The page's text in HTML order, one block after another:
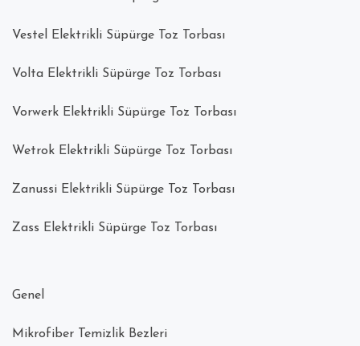
Vestel Elektrikli Süpürge Toz Torbası
Volta Elektrikli Süpürge Toz Torbası
Vorwerk Elektrikli Süpürge Toz Torbası
Wetrok Elektrikli Süpürge Toz Torbası
Zanussi Elektrikli Süpürge Toz Torbası
Zass Elektrikli Süpürge Toz Torbası
Genel
Mikrofiber Temizlik Bezleri